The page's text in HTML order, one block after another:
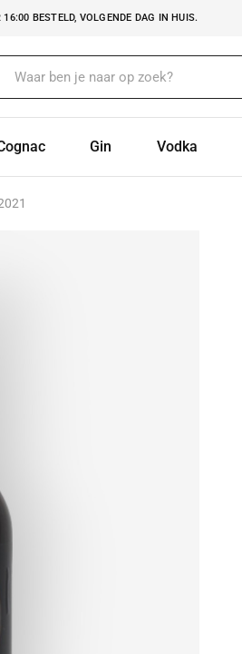
BESTELD, VOLGENDE DAG IN HUIS.
Gin Vodka